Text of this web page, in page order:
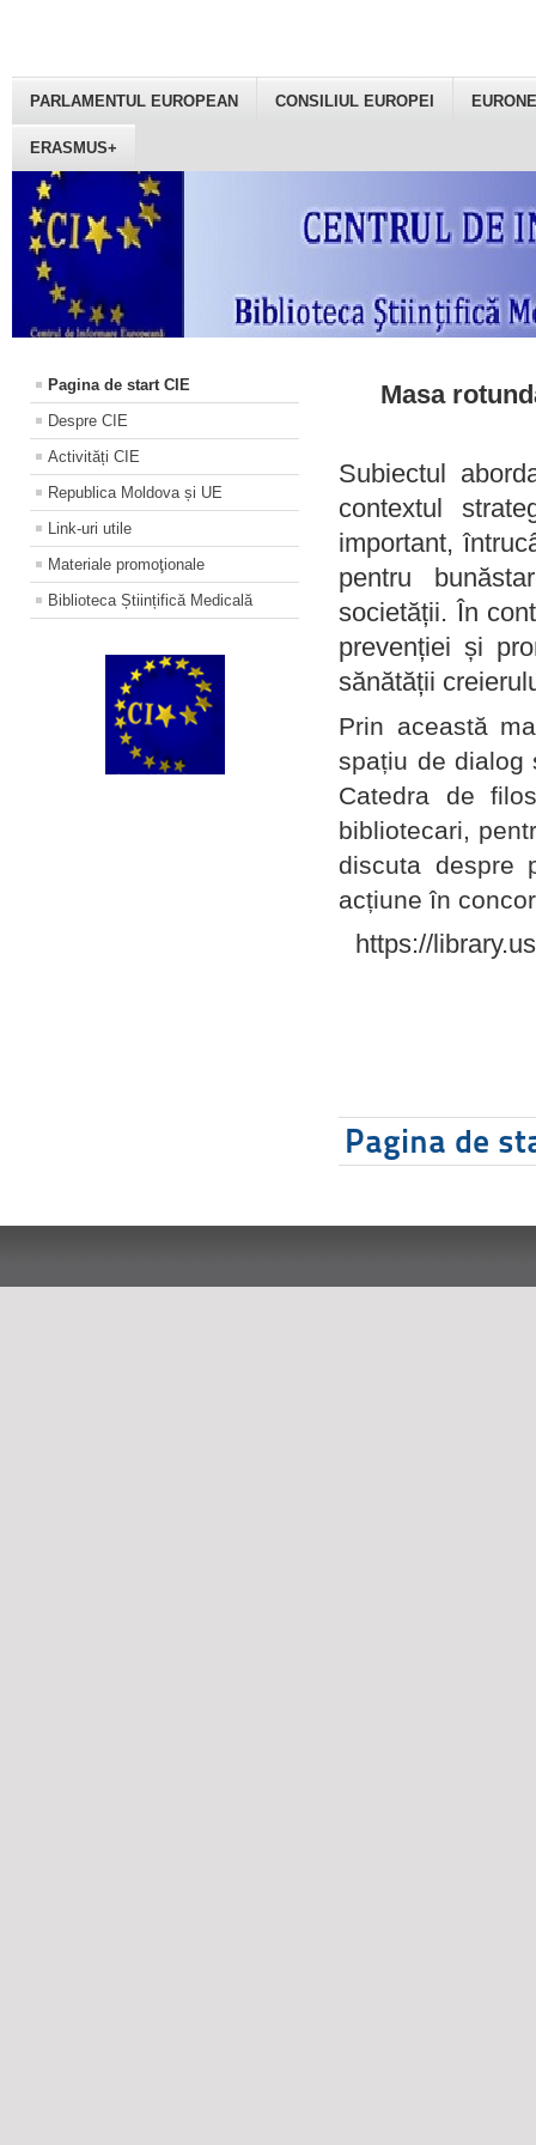
PARLAMENTUL EUROPEAN CONSILIUL EUROPEI
ERASMUS+
Pagina de start CIE
Despre CIE
Activități CIE
Republica Moldova și UE
Link-uri utile
Materiale promoţionale
Biblioteca Științifică Medicală
Masa
Subiectul
contextul
important,
pentru
societății. În
prevenției și
sănătății
Prin această
spațiu de dialog
Catedra de
bibliotecari,
discuta despre
acțiune în
https://
Pagina de